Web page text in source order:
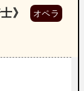
》 オペラ